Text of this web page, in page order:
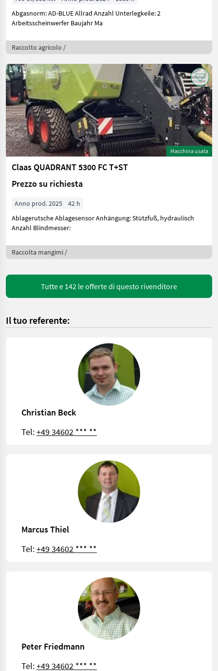
Abgasnorm: AD-BLUE Allrad Anzahl Unterlegkeile: 2
Arbeitsscheinwerfer Baujahr Ma
Raccolto agricolo /
Macchina usata
Claas QUADRANT 5300 FC T+ST
Prezzo su richiesta
Anno prod. 2025
42 h
Ablagerutsche Ablagesensor Anhängung: Stützfuß, hydraulisch
Anzahl Blindmesser:
Raccolta mangimi /
Tutte e 142 le offerte di questo rivenditore
Il tuo referente:
Christian Beck
Tel:+49 34602 *** **
Marcus Thiel
Tel:+49 34602 *** **
Peter Friedmann
Tel:+49 34602 *** **